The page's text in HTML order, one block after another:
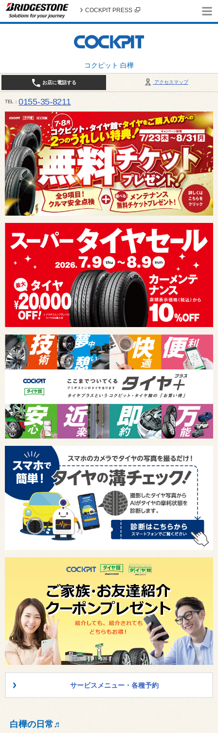
コクピット 白樺
COCKPIT PRESS
アクセスマップ
お店に電話する
TEL 0155-35-8211
10:00～18:30 （作業受付17:30最終） / 定休日：7月定休日 1日、7日、8日、14日、15日、21
サービスメニュー・各種予約
白樺の日常♬